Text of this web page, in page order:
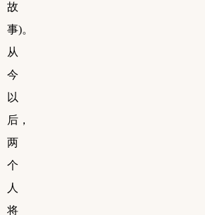
故
事)。
从
今
以
后，
两
个
人
将